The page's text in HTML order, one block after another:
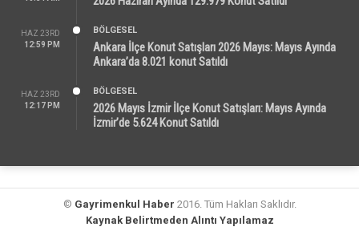
HAZ 23RD
12:59 PM
BÖLGESEL
Ankara İlçe Konut Satışları 2026 Mayıs: Mayıs Ayında
Ankara’da 8.021 konut Satıldı
HAZ 23RD
12:17 PM
BÖLGESEL
2026 Mayıs İzmir İlçe Konut Satışları: Mayıs Ayında
İzmir’de 5.624 Konut Satıldı
© Gayrimenkul Haber 2016. Tüm Hakları Saklıdır.
Kaynak Belirtmeden Alıntı Yapılamaz